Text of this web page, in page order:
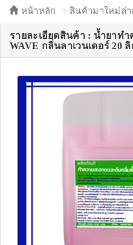
หน้าหลัก สินค้ามาใหม่ล่
รายละเอียดสินค้า : น้ำยาท
WAVE กลิ่นลาเวนเดอร์ 20